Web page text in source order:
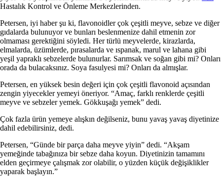
Hastalık Kontrol ve Önleme Merkezlerinden.
Petersen, iyi haber şu ki, flavonoidler çok çeşitli meyve, sebze ve diğer
gıdalarda bulunuyor ve bunları beslenmenize dahil etmenin zor
olmaması gerektiğini söyledi. Her türlü meyvelerde, kirazlarda,
elmalarda, üzümlerde, pırasalarda ve ıspanak, marul ve lahana gibi
yeşil yapraklı sebzelerde bulunurlar. Sarımsak ve soğan gibi mi? Onları
orada da bulacaksınız. Soya fasulyesi mi? Onları da almışlar.
Petersen, en yüksek besin değeri için çok çeşitli flavonoid açısından
zengin yiyecekler yemeyi öneriyor. “Amaç, farklı renklerde çeşitli
meyve ve sebzeler yemek. Gökkuşağı yemek” dedi.
Çok fazla ürün yemeye alışkın değilseniz, bunu yavaş yavaş diyetinize
dahil edebilirsiniz, dedi.
Petersen, “Günde bir parça daha meyve yiyin” dedi. “Akşam
yemeğinde tabağınıza bir sebze daha koyun. Diyetinizin tamamını
elden geçirmeye çalışmak zor olabilir, o yüzden küçük değişiklikler
yaparak başlayın.”